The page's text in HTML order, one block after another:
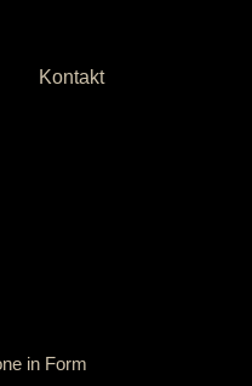
Kontakt
in Form